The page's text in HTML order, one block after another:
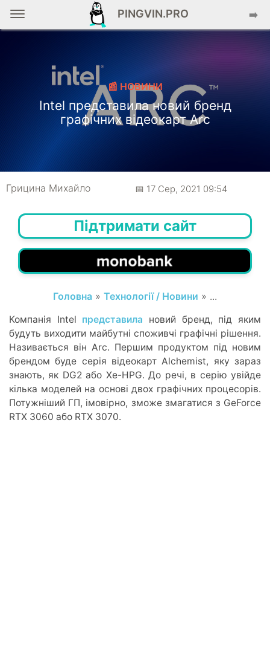
PINGVIN.PRO ➡️
📰 НОВИНИ
Intel представила новий бренд
графічних відеокарт Arc
Грицина Михайло 📅 17 Сер, 2021 09:54
Підтримати сайт
Головна » Технології / Новини » ...
Компанія Intel представила новий бренд, під яким
будуть виходити майбутні споживчі графічні рішення.
Називається він Arc. Першим продуктом під новим
брендом буде серія відеокарт Alchemist, яку зараз
знають, як DG2 або Xe-HPG. До речі, в серію увійде
кілька моделей на основі двох графічних процесорів.
Потужніший ГП, імовірно, зможе змагатися з GeForce
RTX 3060 або RTX 3070.